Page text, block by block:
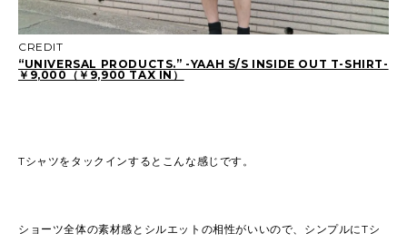
CREDIT
“UNIVERSAL PRODUCTS.” -YAAH S/S INSIDE OUT T-SHIRT-
￥9,000（￥9,900 TAX IN）
Tシャツをタックインするとこんな感じです。
ショーツ全体の素材感とシルエットの相性がいいので、シンプルにTシ